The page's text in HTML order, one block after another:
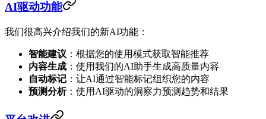
AI驱动功能
我们很高兴介绍我们的新AI功能：
智能建议 ：根据您的使用模式获取智能推荐
内容生成 ：使用我们的AI助手生成高质量内容
自动标记 ：让AI通过智能标记组织您的内容
预测分析：使用AI驱动的洞察力预测趋势和结果